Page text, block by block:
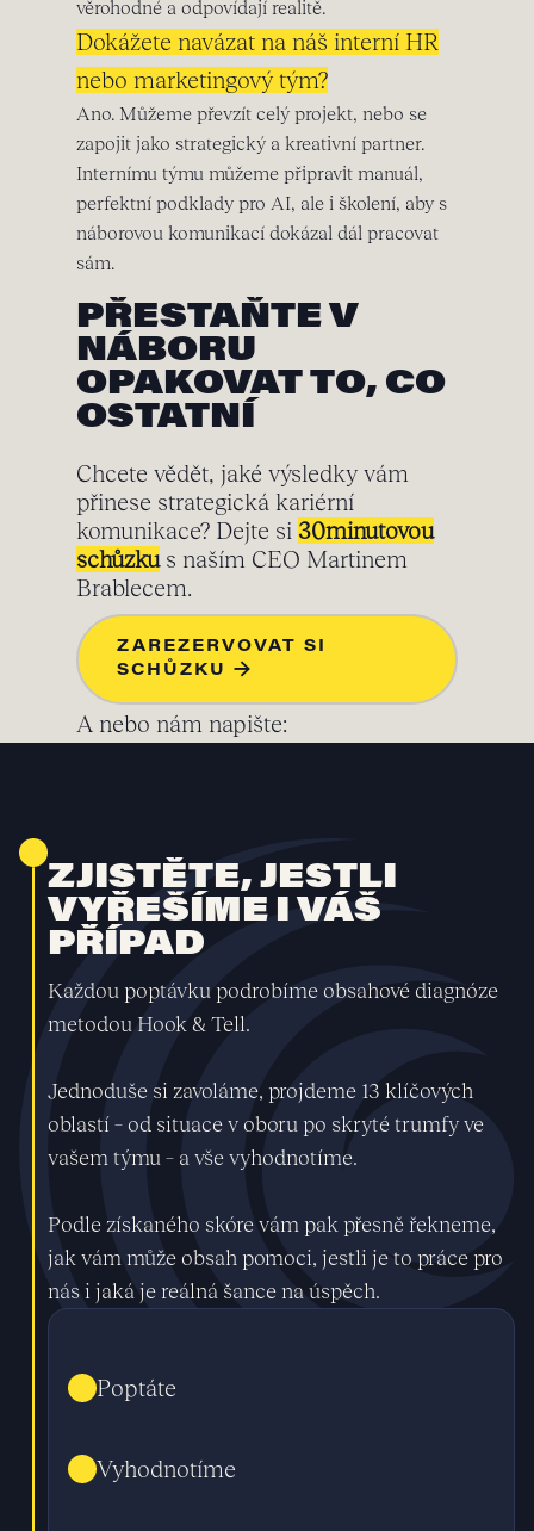
věrohodné a odpovídají realitě.
Dokážete navázat na náš interní HR
nebo marketingový tým?
Ano. Můžeme převzít celý projekt, nebo se
zapojit jako strategický a kreativní partner.
Internímu týmu můžeme připravit manuál,
perfektní podklady pro AI, ale i školení, aby s
náborovou komunikací dokázal dál pracovat
sám.
PŘESTAŇTE V
NÁBORU
OPAKOVAT TO, CO
OSTATNÍ
Chcete vědět, jaké výsledky vám
přinese strategická kariérní
komunikace? Dejte si 30minutovou
schůzkus naším CEO Martinem
Brablecem.
ZAREZERVOVAT SI
SCHŮZKU →
A nebo nám napište:
ZJISTĚTE, JESTLI
VYŘEŠÍME I VÁŠ
PŘÍPAD
Každou poptávku podrobíme obsahové diagnóze
metodou Hook & Tell.
Jednoduše si zavoláme, projdeme 13 klíčových
oblastí – od situace v oboru po skryté trumfy ve
vašem týmu – a vše vyhodnotíme.
Podle získaného skóre vám pak přesně řekneme,
jak vám může obsah pomoci, jestli je to práce pro
nás i jaká je reálná šance na úspěch.
Poptáte
Vyhodnotíme